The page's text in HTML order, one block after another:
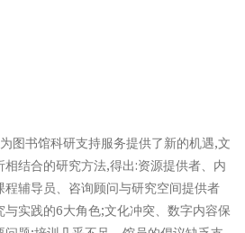
图书馆科研支持服务提供了新的机遇,文
结合的研究方法,得出:资源提供者、内
辅导员、咨询顾问与研究空间提供者
实践的6大角色;文化冲突、数字内容保